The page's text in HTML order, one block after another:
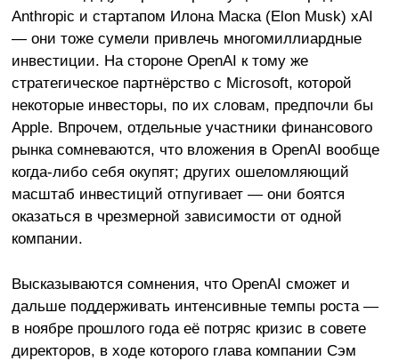
Anthropic и стартапом Илона Маска (Elon Musk) xAI
— они тоже сумели привлечь многомиллиардные
инвестиции. На стороне OpenAI к тому же
стратегическое партнёрство с Microsoft, которой
некоторые инвесторы, по их словам, предпочли бы
Apple. Впрочем, отдельные участники финансового
рынка сомневаются, что вложения в OpenAI вообще
когда-либо себя окупят; других ошеломляющий
масштаб инвестиций отпугивает — они боятся
оказаться в чрезмерной зависимости от одной
компании.
Высказываются сомнения, что OpenAI сможет и
дальше поддерживать интенсивные темпы роста —
в ноябре прошлого года её потряс кризис в совете
директоров, в ходе которого глава компании Сэм